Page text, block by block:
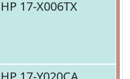
HP 17-X006TX